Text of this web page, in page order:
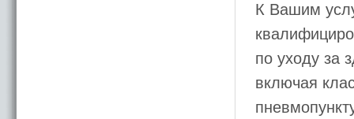
К Вашим
по уходу за
включая